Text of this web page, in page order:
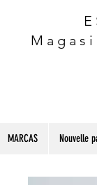
MARCAS Nouvelle